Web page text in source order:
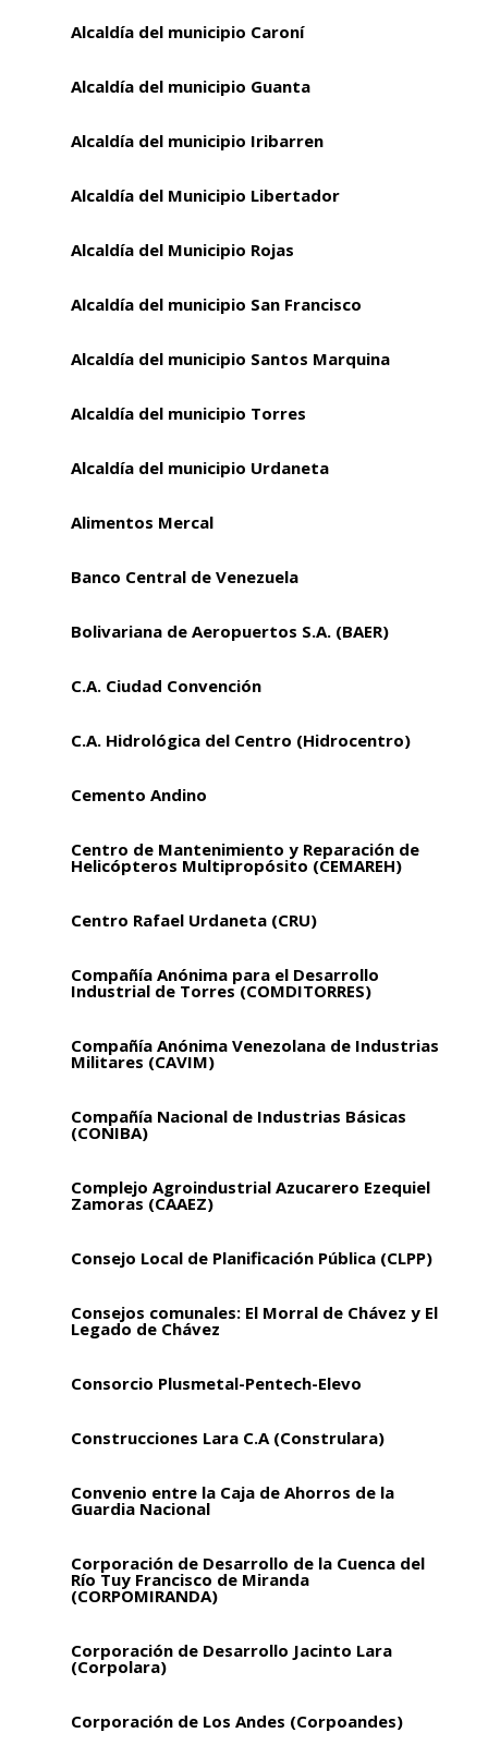
Alcaldía del municipio Caroní
Alcaldía del municipio Guanta
Alcaldía del municipio Iribarren
Alcaldía del Municipio Libertador
Alcaldía del Municipio Rojas
Alcaldía del municipio San Francisco
Alcaldía del municipio Santos Marquina
Alcaldía del municipio Torres
Alcaldía del municipio Urdaneta
Alimentos Mercal
Banco Central de Venezuela
Bolivariana de Aeropuertos S.A. (BAER)
C.A. Ciudad Convención
C.A. Hidrológica del Centro (Hidrocentro)
Cemento Andino
Centro de Mantenimiento y Reparación de
Helicópteros Multipropósito (CEMAREH)
Centro Rafael Urdaneta (CRU)
Compañía Anónima para el Desarrollo
Industrial de Torres (COMDITORRES)
Compañía Anónima Venezolana de Industrias
Militares (CAVIM)
Compañía Nacional de Industrias Básicas
(CONIBA)
Complejo Agroindustrial Azucarero Ezequiel
Zamoras (CAAEZ)
Consejo Local de Planificación Pública (CLPP)
Consejos comunales: El Morral de Chávez y El
Legado de Chávez
Consorcio Plusmetal-Pentech-Elevo
Construcciones Lara C.A (Construlara)
Convenio entre la Caja de Ahorros de la
Guardia Nacional
Corporación de Desarrollo de la Cuenca del
Río Tuy Francisco de Miranda
(CORPOMIRANDA)
Corporación de Desarrollo Jacinto Lara
(Corpolara)
Corporación de Los Andes (Corpoandes)